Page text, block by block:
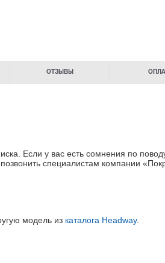
ОТЗЫВЫ
Если у вас есть сомнения по
специалистам компании
модель из каталога Headway.